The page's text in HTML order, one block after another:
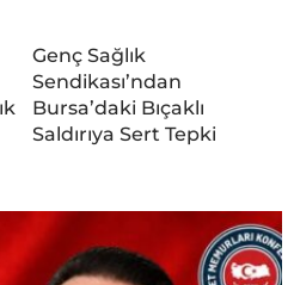
Genç Sağlık
Sendikası’ndan
Bursa’daki Bıçaklı
Saldırıya Sert Tepki